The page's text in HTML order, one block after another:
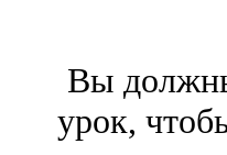
Вы
урок,